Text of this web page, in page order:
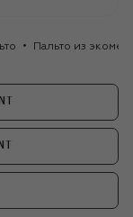
Пальто из